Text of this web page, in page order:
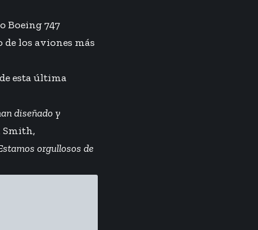
Boeing 747
los aviones más
esta última
diseñado y
Smith,
orgullosos de